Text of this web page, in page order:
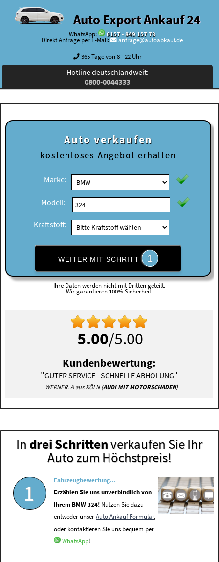
Auto Export Ankauf 24
WhatsApp:
0157 - 849 157 78
Direkt Anfrage per E-Mail:
anfrage@autoabkauf.de
365 Tage von 8 - 22 Uhr
Hotline deutschlandweit:
0800-0044333
Auto verkaufen
kostenloses Angebot erhalten
Marke:
Modell:
Kraftstoff:
WEITER MIT SCHRITT 1
Ihre Daten werden nicht mit Dritten geteilt.
Wir garantieren 100% Sicherheit.
5.00/5.00
Kundenbewertung:
"GUTER SERVICE - SCHNELLE ABHOLUNG"
WERNER. A aus KÖLN (AUDI MIT MOTORSCHADEN)
In drei Schrittenverkaufen Sie Ihr
Auto zum Höchstpreis!
1
Fahrzeugbewertung...
Erzählen Sie uns unverbindlich von
Ihrem BMW 324! Nutzen Sie dazu
entweder unserAuto Ankauf Formular,
oder kontaktieren Sie uns bequem per
WhatsApp!